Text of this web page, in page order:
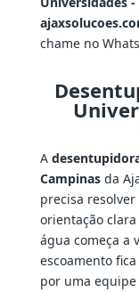
chame no
A
Campinasda
precisa
orientação
água começa a
escoamento
por uma